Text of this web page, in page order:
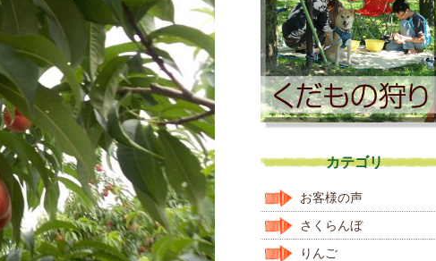
カテゴリ
お客様の声
さくらんぼ
りんご